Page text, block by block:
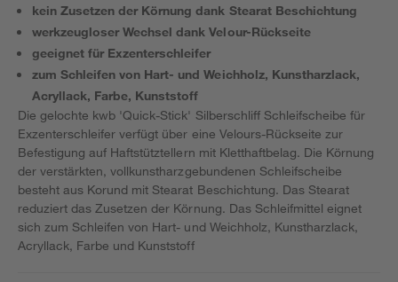
kein Zusetzen der Körnung dank Stearat Beschichtung
werkzeugloser Wechsel dank Velour-Rückseite
geeignet für Exzenterschleifer
zum Schleifen von Hart- und Weichholz, Kunstharzlack,
Acryllack, Farbe, Kunststoff
Die gelochte kwb 'Quick-Stick' Silberschliff Schleifscheibe für
Exzenterschleifer verfügt über eine Velours-Rückseite zur
Befestigung auf Haftstütztellern mit Kletthaftbelag. Die Körnung
der verstärkten, vollkunstharzgebundenen Schleifscheibe
besteht aus Korund mit Stearat Beschichtung. Das Stearat
reduziert das Zusetzen der Körnung. Das Schleifmittel eignet
sich zum Schleifen von Hart- und Weichholz, Kunstharzlack,
Acryllack, Farbe und Kunststoff